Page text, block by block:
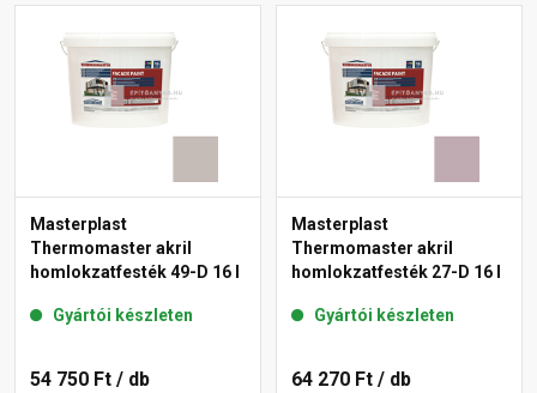
Masterplast
Thermomaster akril
homlokzatfesték 49-D 16 l
Gyártói készleten
54 750 Ft / db
Masterplast
Thermomaster akril
homlokzatfesték 27-D 16 l
Gyártói készleten
64 270 Ft / db